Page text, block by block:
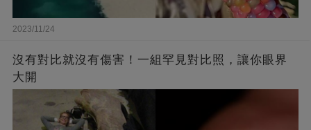
2023/11/24
沒有對比就沒有傷害！一組罕見對比照，讓你眼界
大開